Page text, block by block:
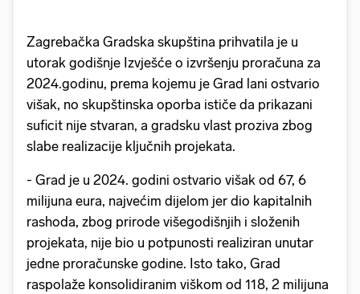
Zagrebačka Gradska skupština prihvatila je u
utorak godišnje Izvješće o izvršenju proračuna za
2024.godinu, prema kojemu je Grad lani ostvario
višak, no skupštinska oporba ističe da prikazani
suficit nije stvaran, a gradsku vlast proziva zbog
slabe realizacije ključnih projekata.
- Grad je u 2024. godini ostvario višak od 67, 6
milijuna eura, najvećim dijelom jer dio kapitalnih
rashoda, zbog prirode višegodišnjih i složenih
projekata, nije bio u potpunosti realiziran unutar
jedne proračunske godine. Isto tako, Grad
raspolaže konsolidiranim viškom od 118, 2 milijuna